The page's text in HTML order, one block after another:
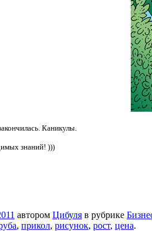
Каникулы.
знаний! )))
автором Цибуля в рубрике
, прикол, рисунок, рост, цена.